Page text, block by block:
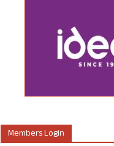
Members Login